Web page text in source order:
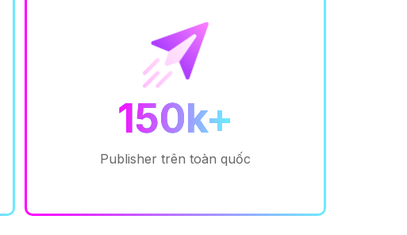
150k+
Publisher trên toàn quốc